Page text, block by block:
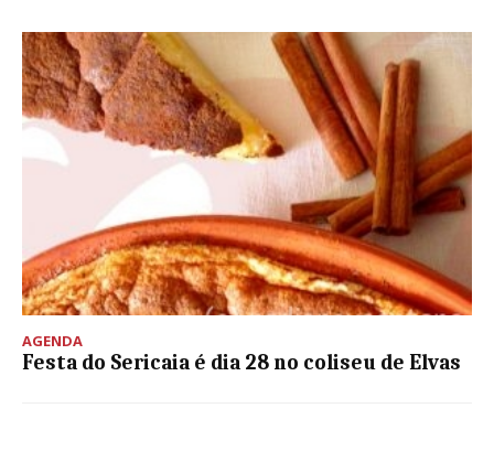
AGENDA
Festa do Sericaia é dia 28 no coliseu de Elvas